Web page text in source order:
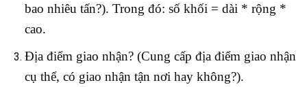
bao nhiêu tấn?). Trong đó: số khối = dài * rộng *
cao.
Địa điểm giao nhận? (Cung cấp địa điểm giao nhận
cụ thể, có giao nhận tận nơi hay không?).